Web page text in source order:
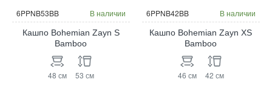
6PPNB53BB В наличии
Кашпо Bohemian Zayn S
Bamboo
48 см 53 см
6PPNB42BB В наличии
Кашпо Bohemian Zayn XS
Bamboo
46 см 42 см